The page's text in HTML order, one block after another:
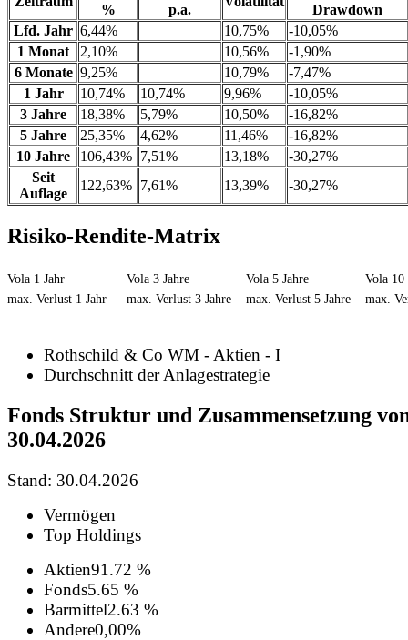
%
p.a.
Drawdown
Lfd. Jahr 6,44% 10,75%
-10,05%
1 Monat
2,10% 10,56%
-1,90%
6 Monate 9,25% 10,79%
-7,47%
1 Jahr
10,74% 10,74% 9,96%
-10,05%
3 Jahre
18,38% 5,79% 10,50%
-16,82%
5 Jahre
25,35% 4,62% 11,46%
-16,82%
10 Jahre
106,43% 7,51% 13,18%
-30,27%
Seit
Auflage
122,63% 7,61% 13,39% -30,27%
Risiko-Rendite-Matrix
Vola 1 Jahr Vola 3 Jahre Vola 5 Jahre
Vola 10
max. Verlust 1 Jahr
max. Verlust 3 Jahre max. Verlust 5 Jahre max.
Rothschild & Co WM - Aktien - I
Durchschnitt der Anlagestrategie
Fonds Struktur und Zusammensetzung
30.04.2026
Stand: 30.04.2026
Vermögen
Top Holdings
Aktien91.72 %
Fonds5.65 %
Barmittel2.63 %
Andere0,00%